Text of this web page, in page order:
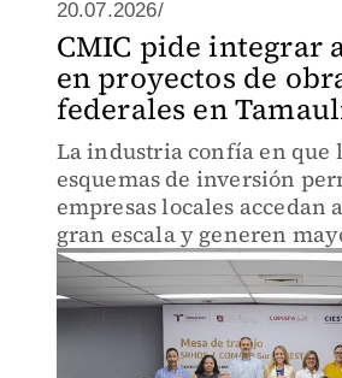
20.07.2026/
CMIC pide integrar
en proyectos de
federales en
La industria confía en que
esquemas de inversión
empresas locales accedan
gran escala y generen
económica.